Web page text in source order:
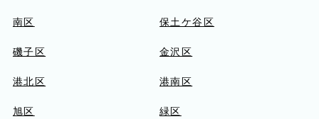
南区 保土ケ谷区
磯子区 金沢区
港北区 港南区
旭区 緑区